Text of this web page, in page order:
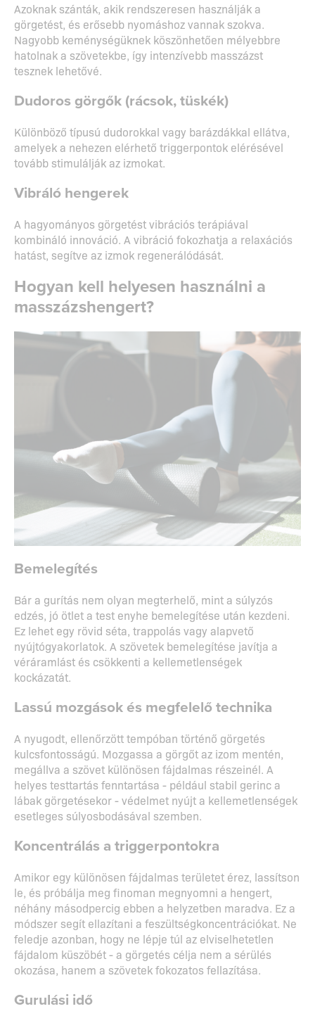
Azoknak szánták, akik rendszeresen használják a
görgetést, és erősebb nyomáshoz vannak szokva.
Nagyobb keménységüknek köszönhetően mélyebbre
hatolnak a szövetekbe, így intenzívebb masszázst
tesznek lehetővé.
Dudoros görgők (rácsok, tüskék)
Különböző típusú dudorokkal vagy barázdákkal ellátva,
amelyek a nehezen elérhető triggerpontok elérésével
tovább stimulálják az izmokat.
Vibráló hengerek
A hagyományos görgetést vibrációs terápiával
kombináló innováció. A vibráció fokozhatja a relaxációs
hatást, segítve az izmok regenerálódását.
Hogyan kell helyesen használni a
masszázshengert?
Bemelegítés
Bár a gurítás nem olyan megterhelő, mint a súlyzós
edzés, jó ötlet a test enyhe bemelegítése után kezdeni.
Ez lehet egy rövid séta, trappolás vagy alapvető
nyújtógyakorlatok. A szövetek bemelegítése javítja a
véráramlást és csökkenti a kellemetlenségek
kockázatát.
Lassú mozgások és megfelelő technika
A nyugodt, ellenőrzött tempóban történő görgetés
kulcsfontosságú. Mozgassa a görgőt az izom mentén,
megállva a szövet különösen fájdalmas részeinél. A
helyes testtartás fenntartása - például stabil gerinc a
lábak görgetésekor - védelmet nyújt a kellemetlenségek
esetleges súlyosbodásával szemben.
Koncentrálás a triggerpontokra
Amikor egy különösen fájdalmas területet érez, lassítson
le, és próbálja meg finoman megnyomni a hengert,
néhány másodpercig ebben a helyzetben maradva. Ez a
módszer segít ellazítani a feszültségkoncentrációkat. Ne
feledje azonban, hogy ne lépje túl az elviselhetetlen
fájdalom küszöbét - a görgetés célja nem a sérülés
okozása, hanem a szövetek fokozatos fellazítása.
Gurulási idő